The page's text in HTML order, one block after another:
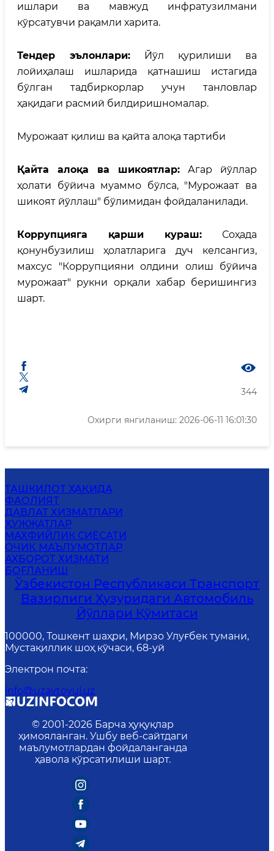
ишлари ва мавжуд инфратузилмани
кўрсатувчи рақамли харита.
Тендер эълонлари: Йўл қурилиши ва
лойиҳалаш ишларида қатнашиш истагида
бўлган тадбиркорлар учун танловлар
ҳақидаги расмий билдиришномалар.
Мурожаат қилиш ва қайта алоқа тартиби
Қайта алоқа ва шикоятлар: Агар йўллар
ҳолати бўйича муаммо бўлса, "Мурожаат ва
шикоят йўллаш" бўлимидан фойдаланилади.
Коррупцияга қарши кураш: Соҳада
қонунбузилиш ҳолатларига дуч келсангиз,
махсус "Коррупцияни олдини олиш бўйича
мурожаат" рукни орқали хабар беришингиз
шарт.
344
Охирги янгиланиш: 2026-06-11 16:01:30
ТАШКИЛОТ ҲАҚИДА
ФАОЛИЯТ
ДАВЛАТ ХИЗМАТЛАРИ
ҲУЖЖАТЛАР
МАХФИЙЛИК СИЁСАТИ
ОЧИҚ МАЪЛУМОТЛАР
АХБОРОТ ХИЗМАТИ
БОҒЛАНИШ
Ўзбекистон Республикаси Транспорт
Вазирлиги Ҳузуридаги Автомобиль
Йўллари Қўмитаси
100000, Тошкент шаҳри, Мирзо Улуғбек тумани,
Мустақиллик шоҳ кўчаси, 68-уй
Электрон почта:
info@uzavtoyul.uz
© 2001-2026 Барча ҳуқуқлар
ҳимояланган. Ушбу веб-сайтдаги
маълумотлардан фойдаланганда
ҳавола кўрсатилиши шарт.